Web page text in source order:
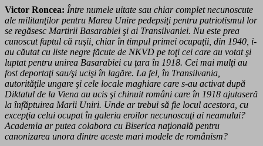
Victor Roncea: Între numele uitate sau chiar complet necunoscute
ale militanţilor pentru Marea Unire pedepsiţi pentru patriotismul lor
se regăsesc Martirii Basarabiei şi ai Transilvaniei. Nu este prea
cunoscut faptul că ruşii, chiar în timpul primei ocupaţii, din 1940, i-
au căutat cu lis­te negre făcute de NKVD pe toţi cei care au votat şi
luptat pentru unirea Basarabiei cu ţara în 1918. Cei mai mulţi au
fost deportaţi sau/şi ucişi în lagăre. La fel, în Transilvania,
autorităţile ungare şi cele locale maghiare care s-au activat după
Diktatul de la Viena au ucis şi chinuit români care în 1918 ajutaseră
la înfăptuirea Marii Uniri. Unde ar trebui să fie locul acestora, cu
excepţia celui ocupat în galeria eroilor necunoscuţi ai neamului?
Academia ar putea colabora cu Biserica naţională pentru
canonizarea unora dintre aceste mari modele de românism?